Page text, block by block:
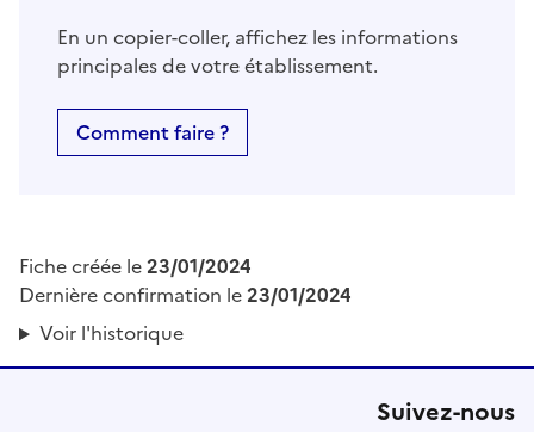
En un copier-coller, affichez les informations
principales de votre établissement.
Comment faire ?
Fiche créée le23/01/2024
Dernière confirmation le23/01/2024
Voir l'historique
Suivez-nous